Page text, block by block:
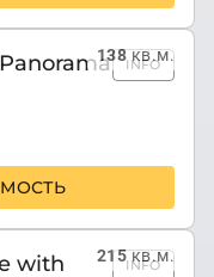
138кв.м.
INFO
215кв.м.
with
INFO